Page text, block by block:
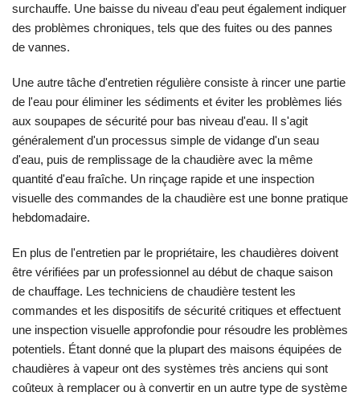
surchauffe. Une baisse du niveau d'eau peut également indiquer
des problèmes chroniques, tels que des fuites ou des pannes
de vannes.
Une autre tâche d'entretien régulière consiste à rincer une partie
de l'eau pour éliminer les sédiments et éviter les problèmes liés
aux soupapes de sécurité pour bas niveau d'eau. Il s'agit
généralement d'un processus simple de vidange d'un seau
d'eau, puis de remplissage de la chaudière avec la même
quantité d'eau fraîche. Un rinçage rapide et une inspection
visuelle des commandes de la chaudière est une bonne pratique
hebdomadaire.
En plus de l'entretien par le propriétaire, les chaudières doivent
être vérifiées par un professionnel au début de chaque saison
de chauffage. Les techniciens de chaudière testent les
commandes et les dispositifs de sécurité critiques et effectuent
une inspection visuelle approfondie pour résoudre les problèmes
potentiels. Étant donné que la plupart des maisons équipées de
chaudières à vapeur ont des systèmes très anciens qui sont
coûteux à remplacer ou à convertir en un autre type de système